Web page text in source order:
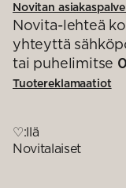
Novitan
Novita-lehteä
yhteyttä
tai puhelimitse
Tuotereklamaatiot
♡:llä
Novitalaiset